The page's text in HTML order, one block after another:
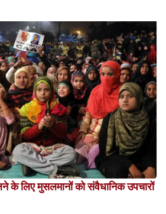
के लिए मुसलमानों को संवैधानिक उपचारों